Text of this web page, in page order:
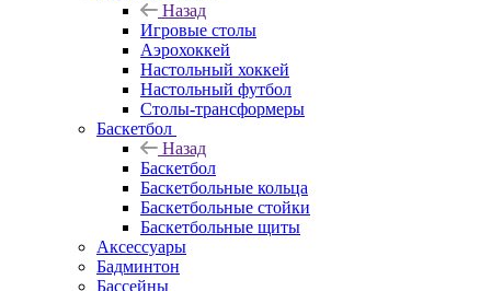
Назад
Игровые столы
Аэрохоккей
Настольный хоккей
Настольный футбол
Столы-трансформеры
Баскетбол
Назад
Баскетбол
Баскетбольные кольца
Баскетбольные стойки
Баскетбольные щиты
Аксессуары
Бадминтон
Бассейны